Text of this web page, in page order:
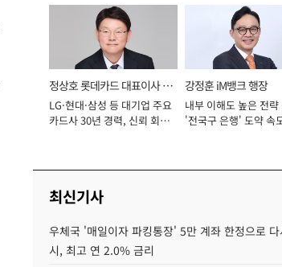
정상호 롯데카드 대표이사 사
장
LG·현대·삼성 등 대기업 주요
카드사 30년 경력, 신뢰 회복
강정훈 iM뱅크 행장
내부 이해도 높은 전략
'전국구 은행' 도약 속
최신기사
우체국 '매일이자 파킹통장' 5만 계좌 한정으로 다
시, 최고 연 2.0% 금리